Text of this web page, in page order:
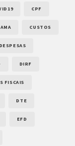
CPF
CUSTOS
DESPESAS
DIRF
FISCAIS
DTE
EFD